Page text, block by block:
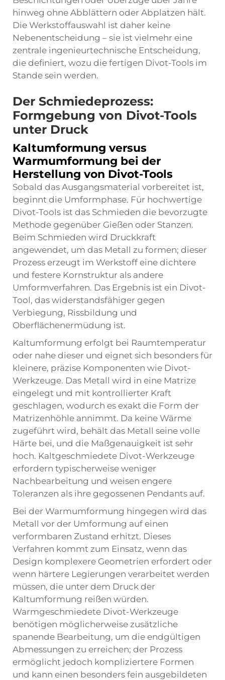
hinweg ohne Abblättern oder Abplatzen hält.
Die Werkstoffauswahl ist daher keine
Nebenentscheidung – sie ist vielmehr eine
zentrale ingenieurtechnische Entscheidung,
die definiert, wozu die fertigen Divot-Tools im
Stande sein werden.
Der Schmiedeprozess:
Formgebung von Divot-Tools
unter Druck
Kaltumformung versus
Warmumformung bei der
Herstellung von Divot-Tools
Sobald das Ausgangsmaterial vorbereitet ist,
beginnt die Umformphase. Für hochwertige
Divot-Tools ist das Schmieden die bevorzugte
Methode gegenüber Gießen oder Stanzen.
Beim Schmieden wird Druckkraft
angewendet, um das Metall zu formen; dieser
Prozess erzeugt im Werkstoff eine dichtere
und festere Kornstruktur als andere
Umformverfahren. Das Ergebnis ist ein Divot-
Tool, das widerstandsfähiger gegen
Verbiegung, Rissbildung und
Oberflächenermüdung ist.
Kaltumformung erfolgt bei Raumtemperatur
oder nahe dieser und eignet sich besonders für
kleinere, präzise Komponenten wie Divot-
Werkzeuge. Das Metall wird in eine Matrize
eingelegt und mit kontrollierter Kraft
geschlagen, wodurch es exakt die Form der
Matrizenhöhle annimmt. Da keine Wärme
zugeführt wird, behält das Metall seine volle
Härte bei, und die Maßgenauigkeit ist sehr
hoch. Kaltgeschmiedete Divot-Werkzeuge
erfordern typischerweise weniger
Nachbearbeitung und weisen engere
Toleranzen als ihre gegossenen Pendants auf.
Bei der Warmumformung hingegen wird das
Metall vor der Umformung auf einen
verformbaren Zustand erhitzt. Dieses
Verfahren kommt zum Einsatz, wenn das
Design komplexere Geometrien erfordert oder
wenn härtere Legierungen verarbeitet werden
müssen, die unter dem Druck der
Kaltumformung reißen würden.
Warmgeschmiedete Divot-Werkzeuge
benötigen möglicherweise zusätzliche
spanende Bearbeitung, um die endgültigen
Abmessungen zu erreichen; der Prozess
ermöglicht jedoch kompliziertere Formen
und kann einen besonders fein ausgebildeten